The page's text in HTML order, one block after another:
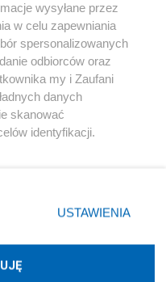
Instagram Youtube
wysyłane przez
w celu zapewniania
spersonalizowanych
odbiorców oraz
my i Zaufani
danych
skanować
identyfikacji.
ustawień prywatności
strony
wymagają zgody
się takiemu
zastosowania tylko
USTAWIENIA